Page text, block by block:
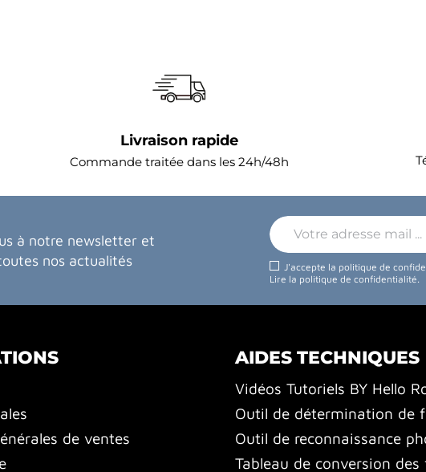
Livraison rapide
Commande traitée dans les 24h/48h
à notre newsletter et
nos actualités
J'accepte la politique de
Lire la politique de confidentialité.
de ventes
AIDES TECHNIQUES
Vidéos Tutoriels BY Hello
Outil de détermination de
Outil de reconnaissance
Tableau de conversion des